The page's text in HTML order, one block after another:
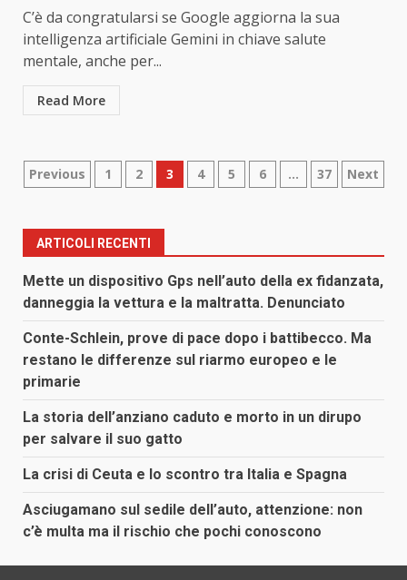
C’è da congratularsi se Google aggiorna la sua
intelligenza artificiale Gemini in chiave salute
mentale, anche per...
Read More
Paginazione
articoli
Previous 1 2 3 4 5 6 … 37 Next
ARTICOLI RECENTI
Mette un dispositivo Gps nell’auto della ex fidanzata,
danneggia la vettura e la maltratta. Denunciato
Conte-Schlein, prove di pace dopo i battibecco. Ma
restano le differenze sul riarmo europeo e le
primarie
La storia dell’anziano caduto e morto in un dirupo
per salvare il suo gatto
La crisi di Ceuta e lo scontro tra Italia e Spagna
Asciugamano sul sedile dell’auto, attenzione: non
c’è multa ma il rischio che pochi conoscono